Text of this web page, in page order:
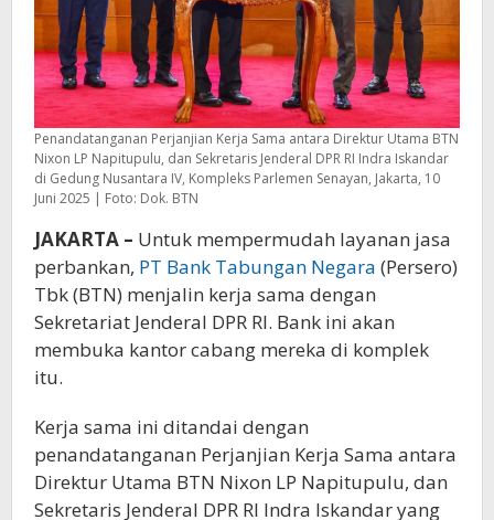
Penandatanganan Perjanjian Kerja Sama antara Direktur Utama BTN
Nixon LP Napitupulu, dan Sekretaris Jenderal DPR RI Indra Iskandar
di Gedung Nusantara IV, Kompleks Parlemen Senayan, Jakarta, 10
Juni 2025 | Foto: Dok. BTN
JAKARTA – Untuk mempermudah layanan jasa
perbankan, PT Bank Tabungan Negara (Persero)
Tbk (BTN) menjalin kerja sama dengan
Sekretariat Jenderal DPR RI. Bank ini akan
membuka kantor cabang mereka di komplek
itu.
Kerja sama ini ditandai dengan
penandatanganan Perjanjian Kerja Sama antara
Direktur Utama BTN Nixon LP Napitupulu, dan
Sekretaris Jenderal DPR RI Indra Iskandar yang